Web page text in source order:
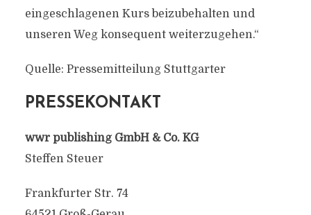
eingeschlagenen Kurs beizubehalten und
unseren Weg konsequent weiterzugehen.“
Quelle: Pressemitteilung Stuttgarter
PRESSEKONTAKT
wwr publishing GmbH & Co. KG
Steffen Steuer
Frankfurter Str. 74